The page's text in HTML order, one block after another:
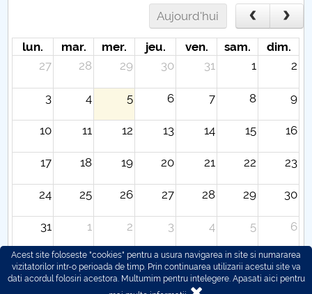
Aujourd'hui
lun. mar. mer. jeu. ven. sam.
dim.
27
28 29 30 31 1 2
3 4 5 6 7 8 9
10 11 12 13 14 15 16
17 18 19 20 21 22 23
24 25 26 27 28 29 30
31 1 2 3 4 5 6
Acest site foloseste "cookies" pentru a usura navigarea in site si numararea
vizitatorilor intr-o perioada de timp. Prin continuarea utilizarii acestui site va
dati acordul folosiri acestora. Multumim pentru intelegere. Apasati aici pentru